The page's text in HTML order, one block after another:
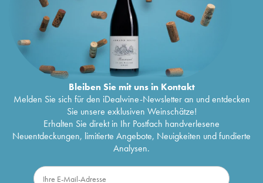
Bleiben Sie mit uns in Kontakt
Melden Sie sich für den iDealwine-Newsletter an und entdecken
Sie unsere exklusiven Weinschätze!
Erhalten Sie direkt in Ihr Postfach handverlesene
Neuentdeckungen, limitierte Angebote, Neuigkeiten und fundierte
Analysen.